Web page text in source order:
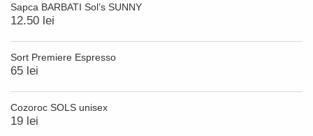
Sapca BARBATI Sol’s SUNNY
12.50 lei
Sort Premiere Espresso
65 lei
Cozoroc SOLS unisex
19 lei